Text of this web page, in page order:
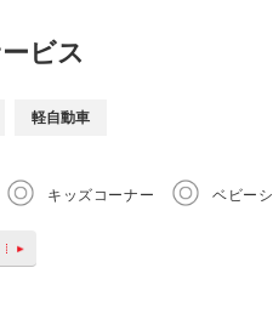
ビス
軽自動車
キッズコーナー ベビー